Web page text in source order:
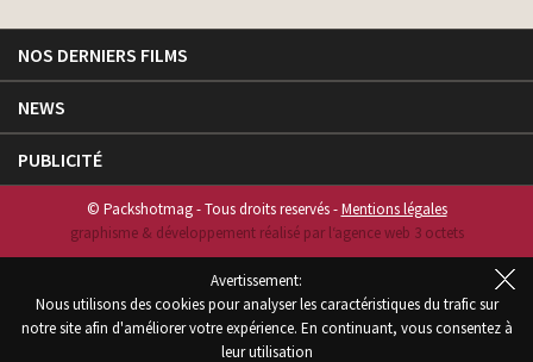
NOS DERNIERS FILMS
NEWS
PUBLICITÉ
© Packshotmag - Tous droits reservés -Mentions légales
graphisme & développement réalisé par l‘agence web 3 octets
Avertissement:
Nous utilisons des cookies pour analyser les caractéristiques du trafic sur
notre site afin d'améliorer votre expérience. En continuant, vous consentez à
leur utilisation